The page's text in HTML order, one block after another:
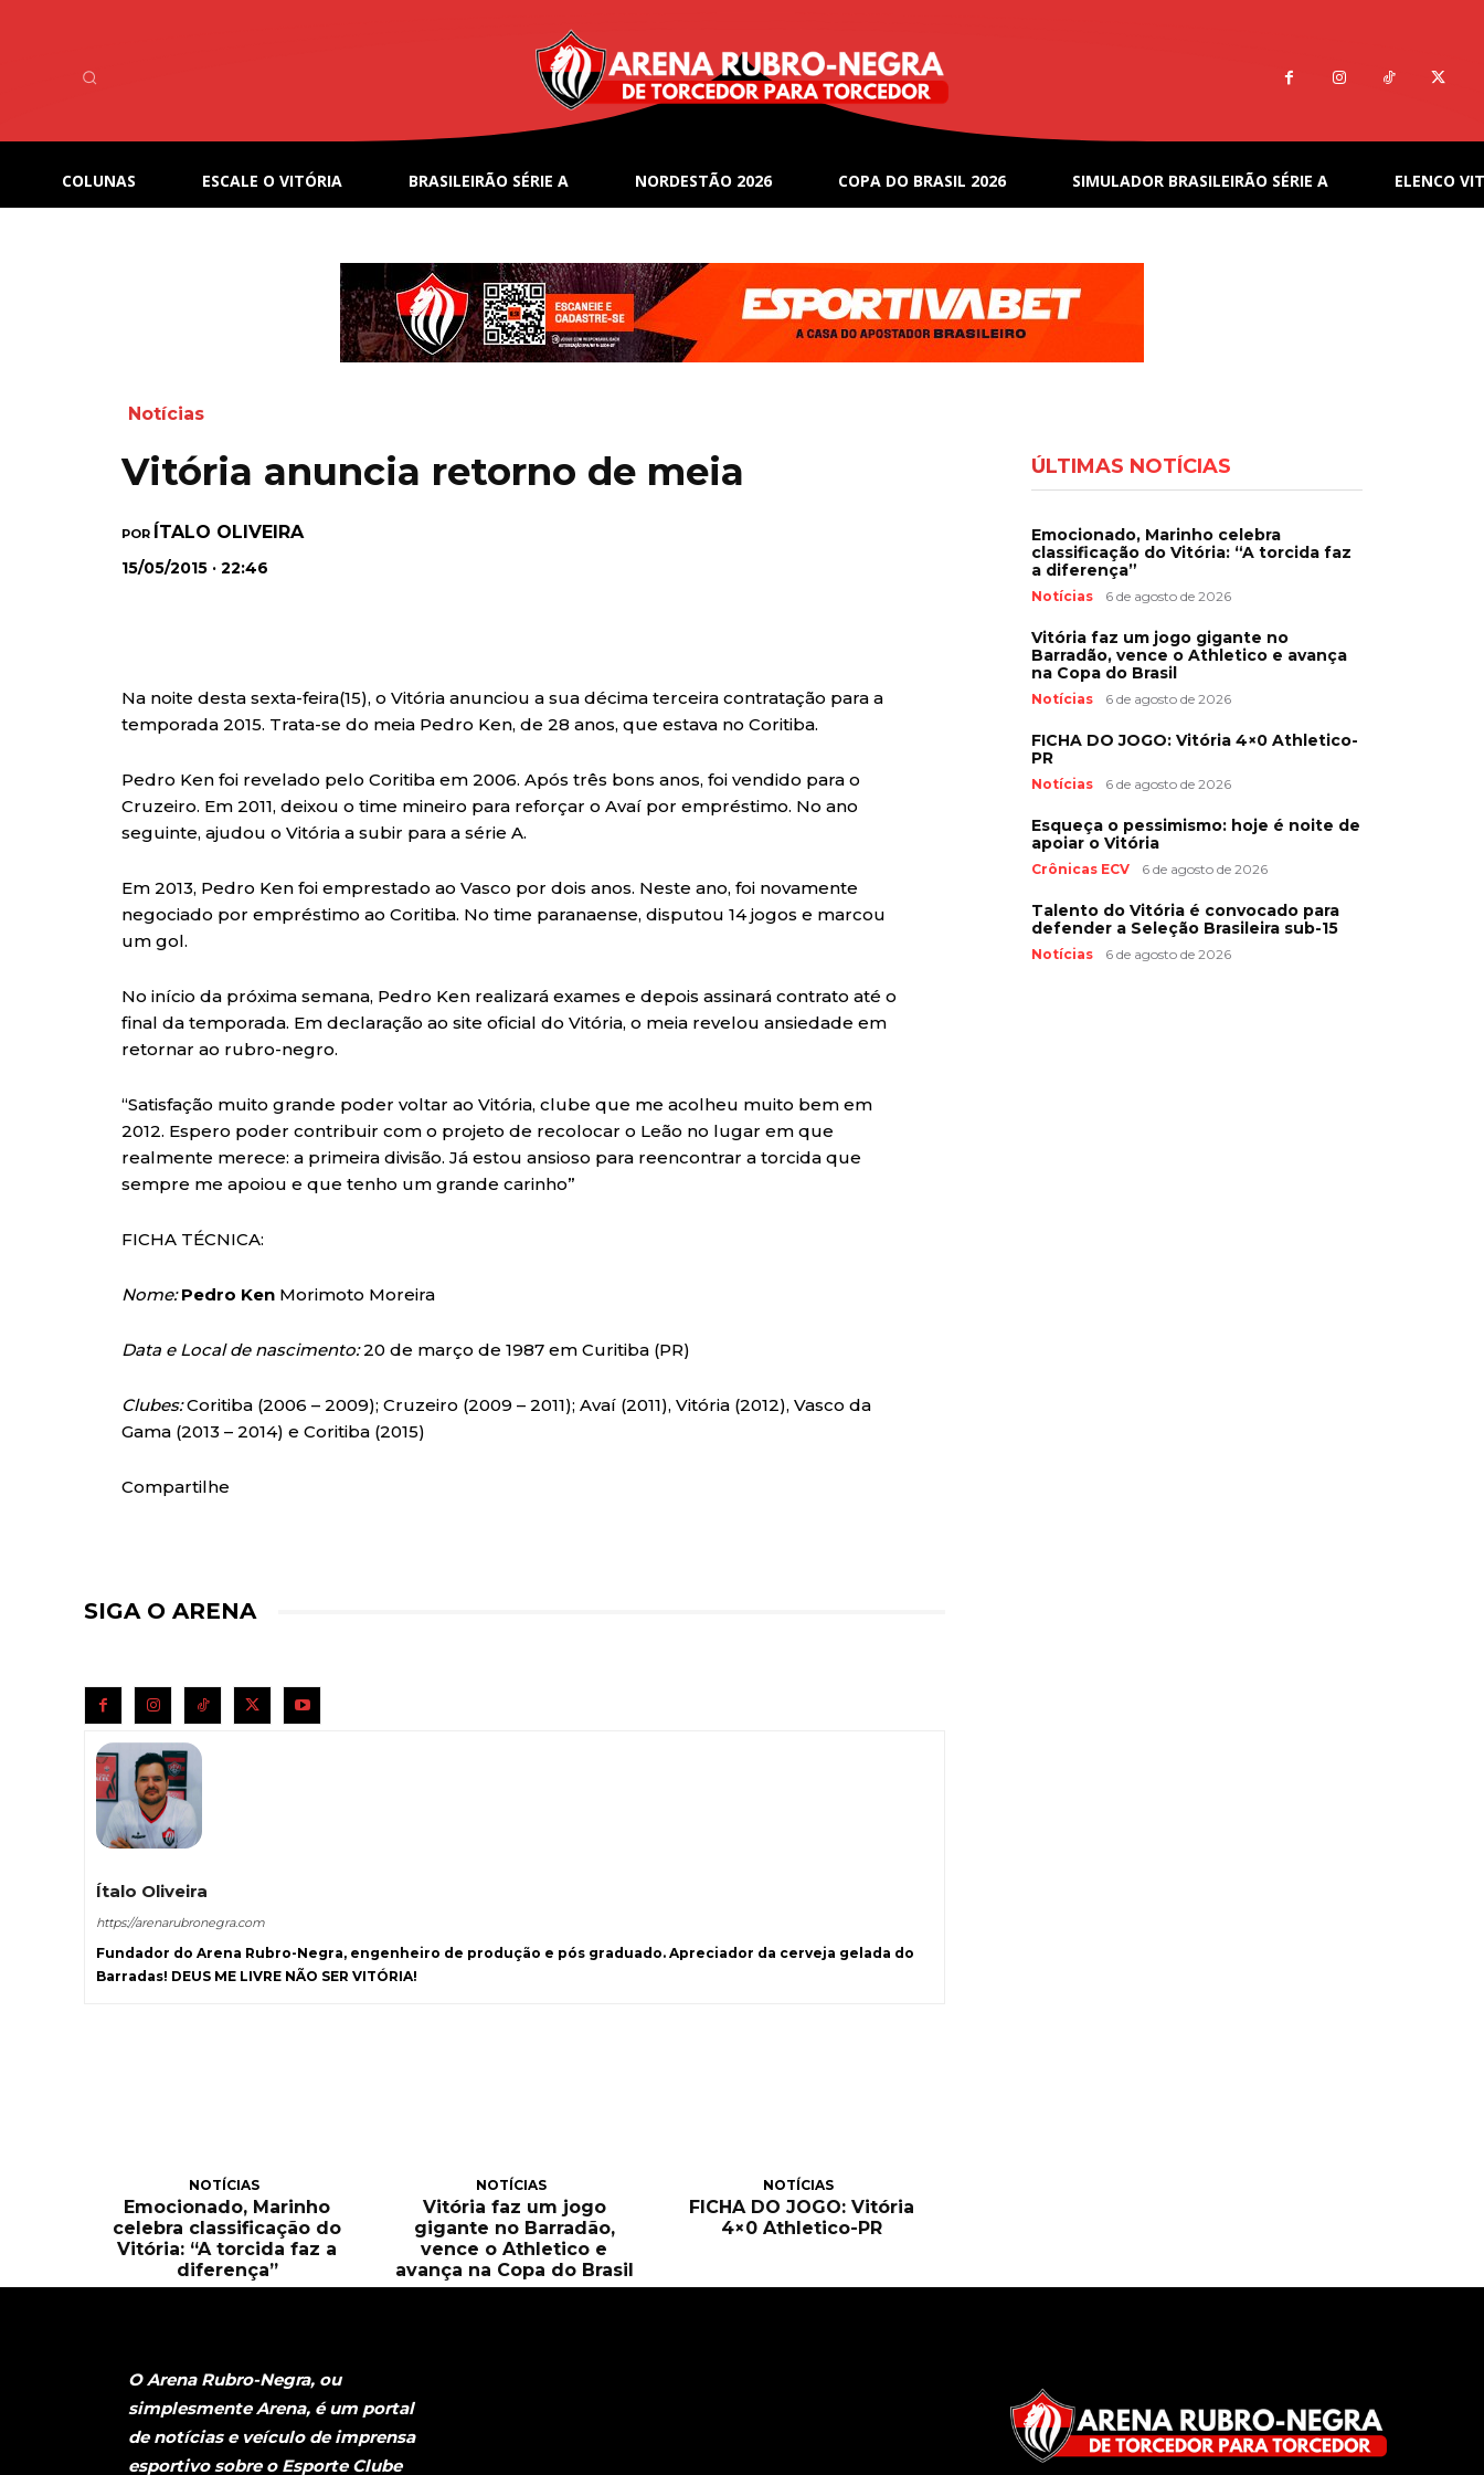
COLUNAS ESCALE O VITÓRIA BRASILEIRÃO SÉRIE A NORDESTÃO 2026 COPA DO BRASIL 2026 SIMULADOR BRASILEIRÃO SÉRIE A ELENCO
Notícias
Vitória anuncia retorno de meia
POR ÍTALO OLIVEIRA
15/05/2015 · 22:46
Na noite desta sexta-feira(15), o Vitória anunciou a sua décima terceira contratação para a
temporada 2015. Trata-se do meia Pedro Ken, de 28 anos, que estava no Coritiba.
Pedro Ken foi revelado pelo Coritiba em 2006. Após três bons anos, foi vendido para o
Cruzeiro. Em 2011, deixou o time mineiro para reforçar o Avaí por empréstimo. No ano
seguinte, ajudou o Vitória a subir para a série A.
Em 2013, Pedro Ken foi emprestado ao Vasco por dois anos. Neste ano, foi novamente
negociado por empréstimo ao Coritiba. No time paranaense, disputou 14 jogos e marcou
um gol.
No início da próxima semana, Pedro Ken realizará exames e depois assinará contrato até o
final da temporada. Em declaração ao site oficial do Vitória, o meia revelou ansiedade em
retornar ao rubro-negro.
“Satisfação muito grande poder voltar ao Vitória, clube que me acolheu muito bem em
2012. Espero poder contribuir com o projeto de recolocar o Leão no lugar em que
realmente merece: a primeira divisão. Já estou ansioso para reencontrar a torcida que
sempre me apoiou e que tenho um grande carinho”
FICHA TÉCNICA:
Nome: Pedro Ken Morimoto Moreira
Data e Local de nascimento:20 de março de 1987 em Curitiba (PR)
Clubes:Coritiba (2006 – 2009); Cruzeiro (2009 – 2011); Avaí (2011), Vitória (2012), Vasco da
Gama (2013 – 2014) e Coritiba (2015)
Compartilhe
SIGA O ARENA
Ítalo Oliveira
https://arenarubronegra.com
Fundador do Arena Rubro-Negra, engenheiro de produção e pós graduado. Apreciador da cerveja gelada do
Barradas! DEUS ME LIVRE NÃO SER VITÓRIA!
NOTÍCIAS
Emocionado, Marinho
celebra classificação do
Vitória: “A torcida faz a
diferença”
NOTÍCIAS
Vitória faz um jogo
gigante no Barradão,
vence o Athletico e
avança na Copa do Brasil
NOTÍCIAS
FICHA DO JOGO: Vitória
4×0 Athletico-PR
ÚLTIMAS NOTÍCIAS
Emocionado, Marinho celebra
classificação do Vitória: “A torcida faz
a diferença”
Notícias 6 de agosto de 2026
Vitória faz um jogo gigante no
Barradão, vence o Athletico e avança
na Copa do Brasil
Notícias 6 de agosto de 2026
FICHA DO JOGO: Vitória 4×0 Athletico-
PR
Notícias 6 de agosto de 2026
Esqueça o pessimismo: hoje é noite de
apoiar o Vitória
Crônicas ECV 6 de agosto de 2026
Talento do Vitória é convocado para
defender a Seleção Brasileira sub-15
Notícias 6 de agosto de 2026
O Arena Rubro-Negra, ou
simplesmente Arena, é um portal
de notícias e veículo de imprensa
esportivo sobre o Esporte Clube